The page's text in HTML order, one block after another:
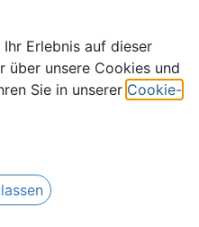
schwarz -
Erlebnis auf dieser
über unsere Cookies und
Sie in unserer Cookie-